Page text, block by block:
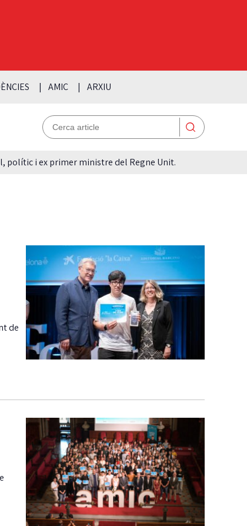
AMIC ARXIU
polític i ex primer ministre del Regne Unit.
de